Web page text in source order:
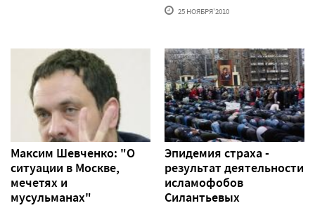
25 НОЯБРЯ'2010
Максим Шевченко: "О
ситуации в Москве,
мечетях и
мусульманах"
Эпидемия страха -
результат деятельности
исламофобов
Силантьевых